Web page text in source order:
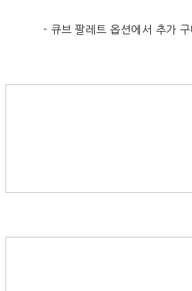
- 큐브 팔레트 옵션에서 추가 구